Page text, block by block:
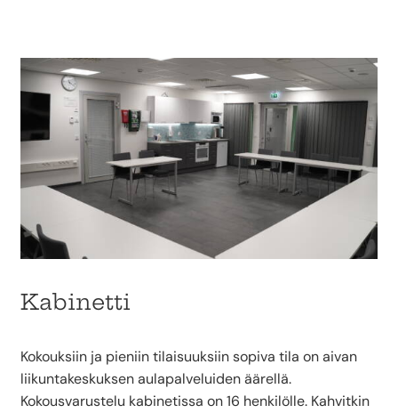
Kabinetti
Kokouksiin ja pieniin tilaisuuksiin sopiva tila on aivan
liikuntakeskuksen aulapalveluiden äärellä.
Kokousvarustelu kabinetissa on 16 henkilölle. Kahvitkin